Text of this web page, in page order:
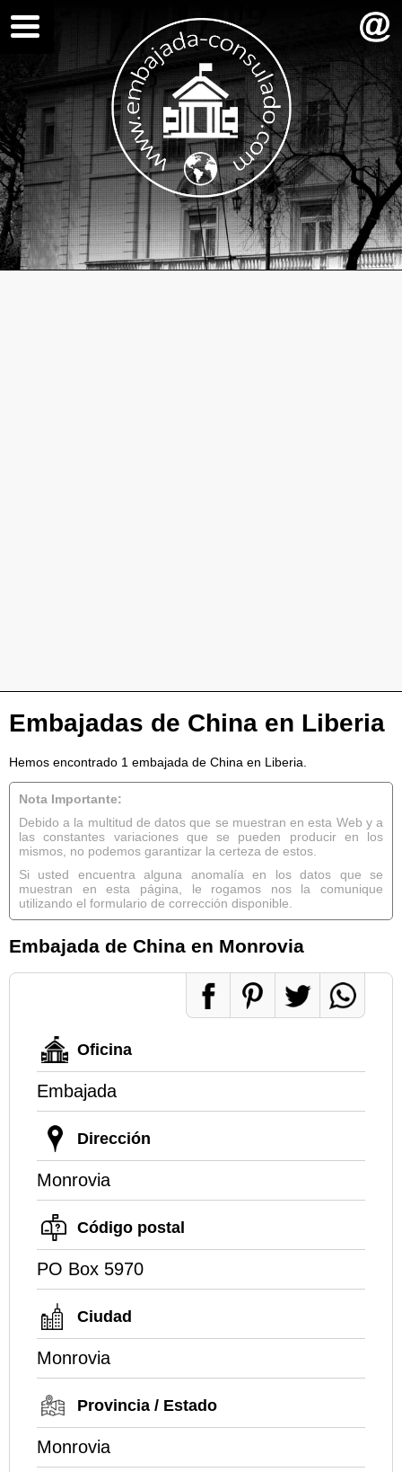
Embajadas de China en Liberia
Hemos encontrado 1 embajada de China en Liberia.
Nota Importante:
Debido a la multitud de datos que se muestran en esta Web y a
las constantes variaciones que se pueden producir en los
mismos, no podemos garantizar la certeza de estos.
Si usted encuentra alguna anomalía en los datos que se
muestran en esta página, le rogamos nos la comunique
utilizando el formulario de corrección disponible.
Embajada de China en Monrovia
Oficina
Embajada
Dirección
Monrovia
Código postal
PO Box 5970
Ciudad
Monrovia
Provincia / Estado
Monrovia